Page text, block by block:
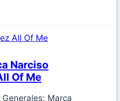
Narciso
Of Me
Marca